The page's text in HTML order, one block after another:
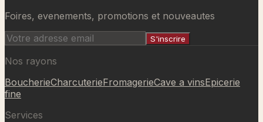
Ajouté au panier
Foires, evenements, promotions et nouveautes
S'inscrire
Nos rayons
BoucherieCharcuterieFromagerieCave a vinsEpicerie
fine
Services